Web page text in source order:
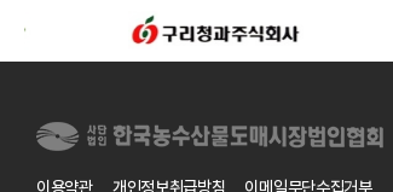
이용약관 개인정보취급방침 이메일무단수집거부